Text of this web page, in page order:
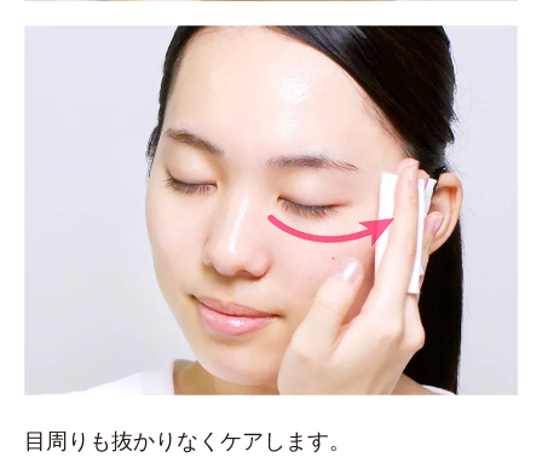
目周りも抜かりなくケアします。